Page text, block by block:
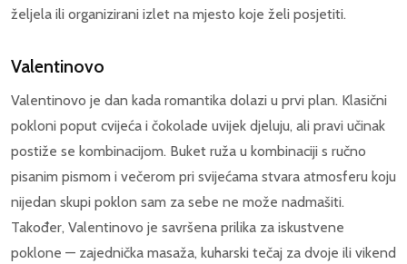
željela ili organizirani izlet na mjesto koje želi posjetiti.
Valentinovo
Valentinovo je dan kada romantika dolazi u prvi plan. Klasični
pokloni poput cvijeća i čokolade uvijek djeluju, ali pravi učinak
postiže se kombinacijom. Buket ruža u kombinaciji s ručno
pisanim pismom i večerom pri svijećama stvara atmosferu koju
nijedan skupi poklon sam za sebe ne može nadmašiti.
Također, Valentinovo je savršena prilika za iskustvene
poklone — zajednička masaža, kuharski tečaj za dvoje ili vikend